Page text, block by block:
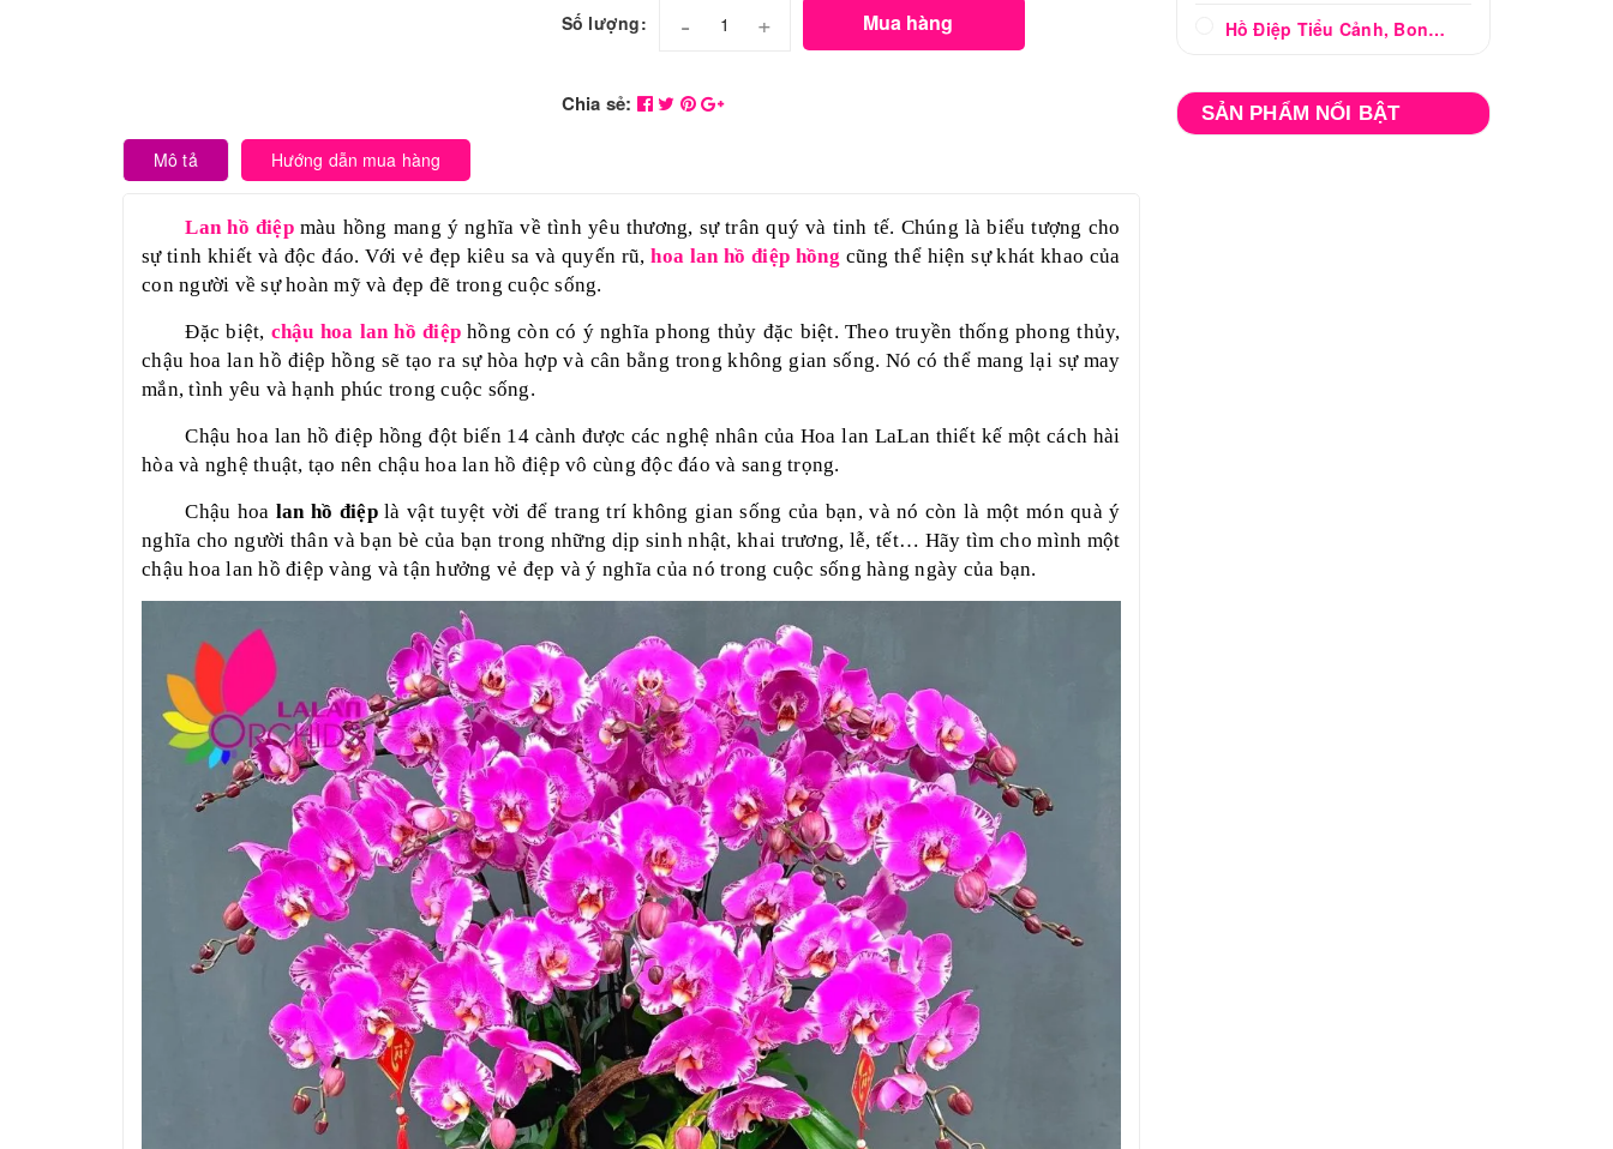
Số lượng: - + Mua hàng
Chia sẻ:
Mô tả Hướng dẫn mua hàng
Lan hồ điệpmàu hồng mang ý nghĩa về tình yêu thương, sự trân quý và tinh tế. Chúng là biểu tượng cho
sự tinh khiết và độc đáo. Với vẻ đẹp kiêu sa và quyến rũ,hoa lan hồ điệp hồng cũng thể hiện sự khát khao của
con người về sự hoàn mỹ và đẹp đẽ trong cuộc sống.
Đặc biệt, chậu hoa lan hồ điệp hồng còn có ý nghĩa phong thủy đặc biệt. Theo truyền thống phong thủy,
chậu hoa lan hồ điệp hồng sẽ tạo ra sự hòa hợp và cân bằng trong không gian sống. Nó có thể mang lại sự may
mắn, tình yêu và hạnh phúc trong cuộc sống.
Chậu hoa lan hồ điệp hồng đột biến 14 cành được các nghệ nhân của Hoa lan LaLan thiết kế một cách hài
hòa và nghệ thuật, tạo nên chậu hoa lan hồ điệp vô cùng độc đáo và sang trọng.
Chậu hoa lan hồ điệplà vật tuyệt vời để trang trí không gian sống của bạn, và nó còn là một món quà ý
nghĩa cho người thân và bạn bè của bạn trong những dịp sinh nhật, khai trương, lễ, tết… Hãy tìm cho mình một
chậu hoa lan hồ điệp vàng và tận hưởng vẻ đẹp và ý nghĩa của nó trong cuộc sống hàng ngày của bạn.
Hồ Điệp Tiểu Cảnh, Bonsai
SẢN PHẨM NỔI BẬT